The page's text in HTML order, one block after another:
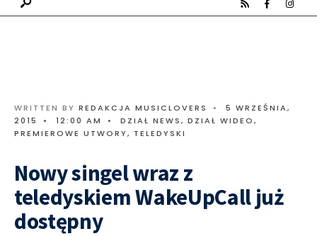
WRITTEN BY REDAKCJA MUSICLOVERS •
5 WRZEŚNIA,
2015
• 12:00 AM • DZIAŁ NEWS, DZIAŁ WIDEO,
PREMIEROWE UTWORY, TELEDYSKI
Nowy singel wraz z
teledyskiem WakeUpCall już
dostępny